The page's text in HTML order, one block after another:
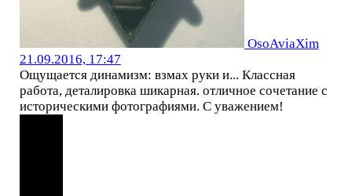
OsoAviaXim
21.09.2016, 17:47
Ощущается динамизм: взмах руки и... Классная
работа, деталировка шикарная. отличное сочетание с
историческими фотографиями. С уважением!